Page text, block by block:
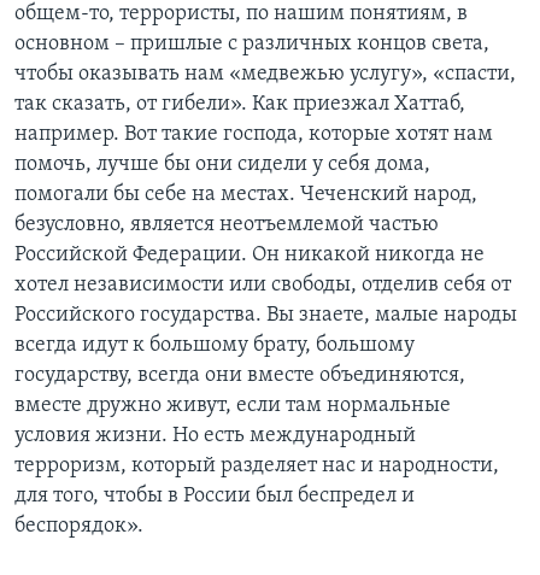
общем-то, террористы, по нашим понятиям, в
основном – пришлые с различных концов света,
чтобы оказывать нам «медвежью услугу», «спасти,
так сказать, от гибели». Как приезжал Хаттаб,
например. Вот такие господа, которые хотят нам
помочь, лучше бы они сидели у себя дома,
помогали бы себе на местах. Чеченский народ,
безусловно, является неотъемлемой частью
Российской Федерации. Он никакой никогда не
хотел независимости или свободы, отделив себя от
Российского государства. Вы знаете, малые народы
всегда идут к большому брату, большому
государству, всегда они вместе объединяются,
вместе дружно живут, если там нормальные
условия жизни. Но есть международный
терроризм, который разделяет нас и народности,
для того, чтобы в России был беспредел и
беспорядок».